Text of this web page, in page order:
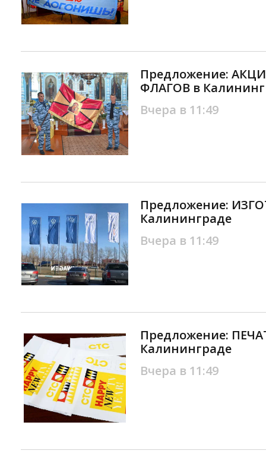
Предложение:
ФЛАГОВ в
Вчера в 11:49
Предложение:
Калининграде
Вчера в 11:49
Предложение:
Калининграде
Вчера в 11:49